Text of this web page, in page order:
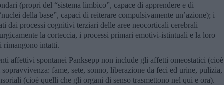
(propri del “sistema limbico”, capace di apprendere e di
della base”, capaci di reiterare compulsivamente un’azione); i
dai processi cognitivi terziari delle aree neocorticali cerebrali
la corteccia, i processi primari emotivi-istintuali e la loro
rimangono intatti.
affettivi spontanei Panksepp non include gli affetti omeostatici (cioè
fame, sete, sonno, liberazione da feci ed urine, pulizia,
(cioè quelli che gli organi di senso trasmettono nel qui e ora).